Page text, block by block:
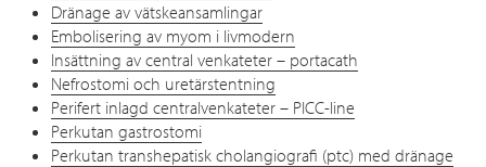
Dränage av vätskeansamlingar
Embolisering av myom i livmodern
Insättning av central venkateter – portacath
Nefrostomi och uretärstentning
Perifert inlagd centralvenkateter – PICC-line
Perkutan gastrostomi
Perkutan transhepatisk cholangiografi (ptc) med dränage